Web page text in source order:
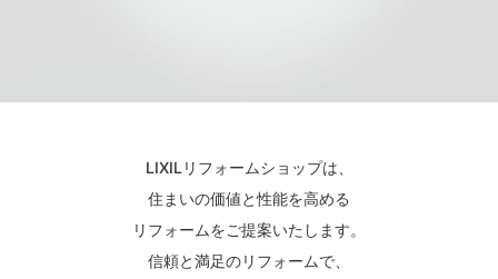
LIXILリフォームショップは、
住まいの価値と性能を高める
リフォームをご提案いたします。
信頼と満足のリフォームで、